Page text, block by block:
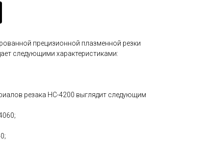
прецизионной плазменной резки
следующими характеристиками:
резака HC-4200 выглядит следующим